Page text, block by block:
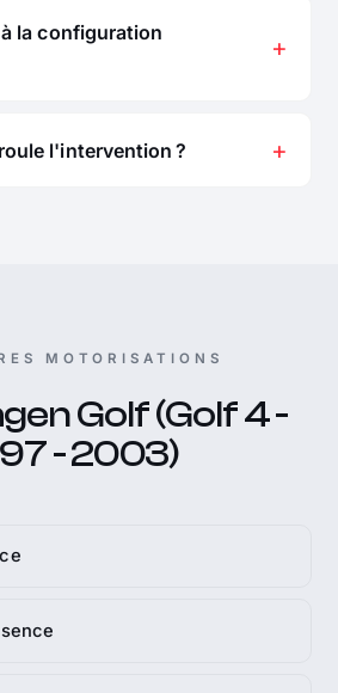
la configuration
l'intervention ?
MOTORISATIONS
Golf (Golf 4 -
- 2003)